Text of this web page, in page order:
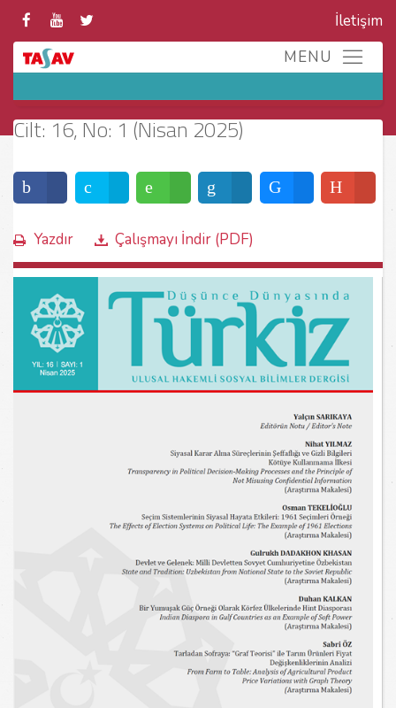
İletişim
Cilt: 16, No: 1 (Nisan 2025)
Yazdır Çalışmayı İndir (PDF)